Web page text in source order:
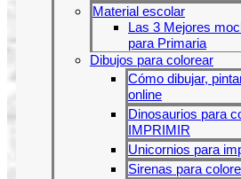
Material escolar
Las 3 Mejores
para Primaria
Dibujos para colorear
Cómo dibujar,
online
Dinosaurios para
IMPRIMIR
Unicornios para
Sirenas para